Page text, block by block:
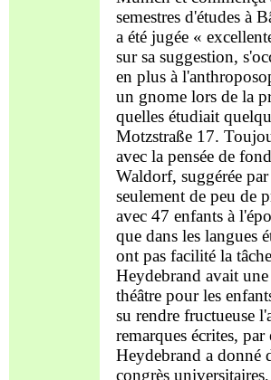
semestres d'études à
a été jugée «
sur sa suggestion,
en plus à
un gnome lors de la
quelles étudiait
Motzstraße 17.
avec la pensée de
Waldorf, suggérée
seulement de peu de
avec 47 enfants à
que dans les langues
ont pas facilité la
Heydebrand avait
théâtre pour les
su rendre fructueuse
remarques écrites,
Heydebrand a donné
congrès